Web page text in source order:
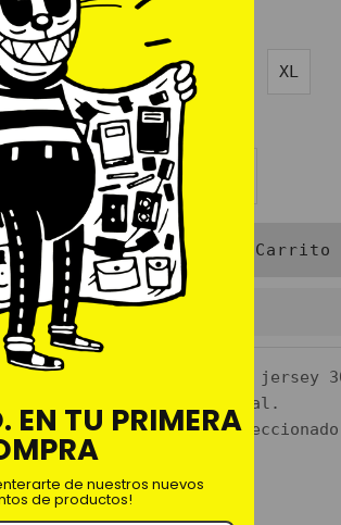
M XL
Cantidad
-
Polo en algodón jersey
Estampado digital.
No encoge,
premium.
Regular Fit
Marca: Iconics.
EN TU PRIMERA
de nuestros nuevos
de productos!